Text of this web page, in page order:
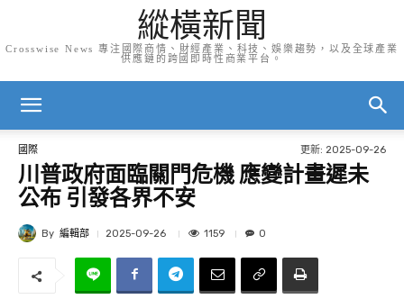
縱橫新聞
Crosswise News 專注國際商情、財經產業、科技、娛樂趨勢，以及全球產業
供應鏈的跨國即時性商業平台。
國際 更新: 2025-09-26
川普政府面臨關門危機 應變計畫遲未
公布 引發各界不安
By 編輯部 2025-09-26 1159 0